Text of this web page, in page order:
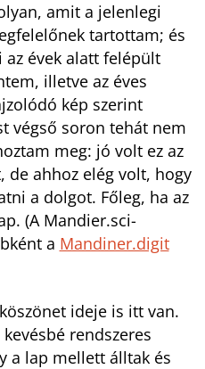
amit a jelenlegi
tartottam; és
évek alatt felépült
illetve az éves
kép szerint
végső soron tehát nem
meg: jó volt ez az
de ahhoz elég volt, hogy
a dolgot. Főleg, ha az
(A Mandier.sci-
a Mandiner.digit
ideje is itt van.
rendszeres
a lap mellett álltak és